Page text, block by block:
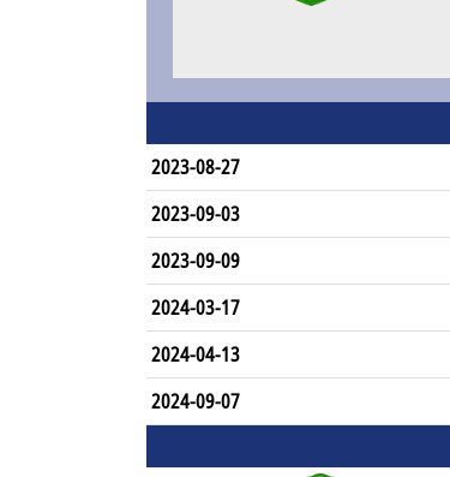
2023-08-27
2023-09-03
2023-09-09
2024-03-17
2024-04-13
2024-09-07